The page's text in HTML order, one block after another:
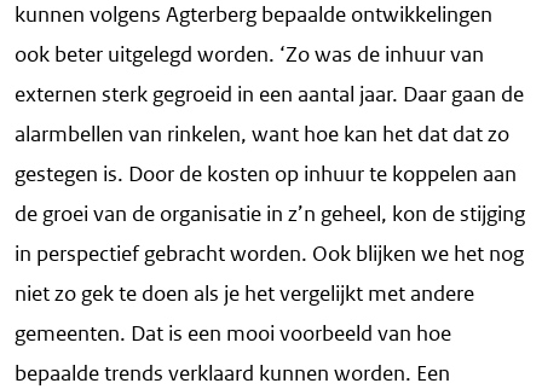
kunnen volgens Agterberg bepaalde ontwikkelingen
ook beter uitgelegd worden. ‘Zo was de inhuur van
externen sterk gegroeid in een aantal jaar. Daar gaan de
alarmbellen van rinkelen, want hoe kan het dat dat zo
gestegen is. Door de kosten op inhuur te koppelen aan
de groei van de organisatie in z’n geheel, kon de stijging
in perspectief gebracht worden. Ook blijken we het nog
niet zo gek te doen als je het vergelijkt met andere
gemeenten. Dat is een mooi voorbeeld van hoe
bepaalde trends verklaard kunnen worden. Een